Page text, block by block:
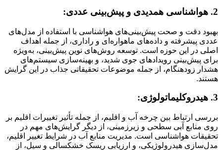
2. هواشناسی همدیدی و پیش‌بینی عددی:
بهبود دقت و صحت پیش‌بینی‌های هواشناسی با استفاده از مدل‌های
عددی پیشرفته و داده‌های ماهواره‌ای و راداری، از جمله اهداف
اصلی در این حوزه است. توسعه روش‌های نوین پیش‌بینی، به‌ویژه
برای پیش‌بینی رویدادهای جوی شدید، و بهینه‌سازی سیستم‌های
هشدار زودهنگام، از جمله موضوعات تحقیقاتی جذاب در این گرایش
هستند.
3. هیدروکلیماتولوژی:
بررسی ارتباط بین چرخه آب و اقلیم، از جمله تأثیر تغییرات اقلیم بر
روی منابع آبی سطحی و زیرزمینی، از دیگر گرایش‌های مهم در
تحقیقات هواشناسی است. مدیریت منابع آب در شرایط تغییر اقلیم،
مدل‌سازی هیدرولوژیکی، و ارزیابی ریسک خشکسالی و سیل، از